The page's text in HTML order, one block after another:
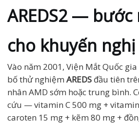
AREDS2 — bước
cho khuyến nghị
Vào năm 2001, Viện Mắt Quốc gia
bố thử nghiệm AREDS đầu tiên
nhân AMD sớm hoặc trung bình.
cứu — vitamin C 500 mg +
caroten 15 mg + kẽm 80 mg +